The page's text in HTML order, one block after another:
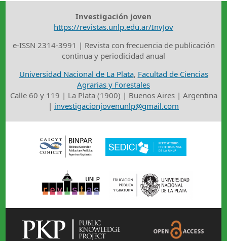
Investigación joven
https://revistas.unlp.edu.ar/InvJov
e-ISSN 2314-3991 | Revista con frecuencia de publicación
continua y periodicidad anual
Universidad Nacional de La Plata, Facultad de Ciencias
Agrarias y Forestales
Calle 60 y 119 | La Plata (1900) | Buenos Aires | Argentina
| investigacionjovenunlp@gmail.com